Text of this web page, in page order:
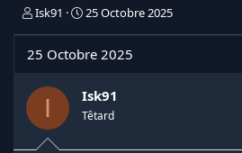
I
t
a
e
u
Isk91
D
e
e
d
é
25 Octobre 2025
25 Octobre 2025
I Isk91
Têtard